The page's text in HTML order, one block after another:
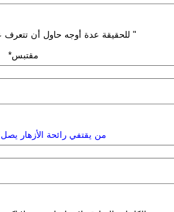
" للحقيقة عدة أوجه حاول أن تتعرف
مقتبس*
من يقتفي رائحة الأزهار يصل